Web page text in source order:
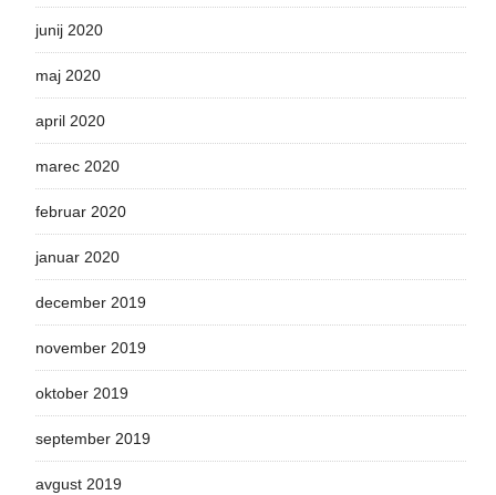
junij 2020
maj 2020
april 2020
marec 2020
februar 2020
januar 2020
december 2019
november 2019
oktober 2019
september 2019
avgust 2019